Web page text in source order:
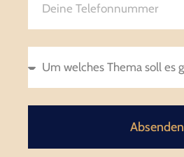
Absenden